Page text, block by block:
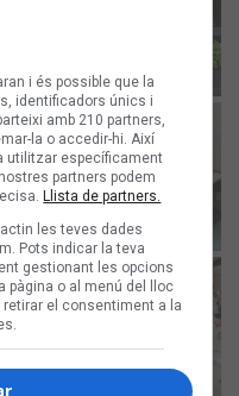
i és possible que la
identificadors únics i
amb 210 partners,
la o accedir-hi. Així
utilitzar específicament
partners podem
Llista de partners.
les teves dades
Pots indicar la teva
gestionant les opcions
pàgina o al menú del lloc
el consentiment a la